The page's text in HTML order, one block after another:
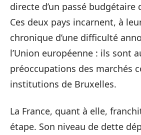
directe d’un passé budgétaire
Ces deux pays incarnent, à
chronique d’une difficulté
l’Union européenne : ils sont
préoccupations des marchés
institutions de Bruxelles.
La France, quant à elle,
étape. Son niveau de dette